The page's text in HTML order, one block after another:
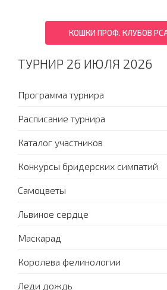
КОШКИ ПРОФ. КЛУБОВ PCA
ТУРНИР 26 ИЮЛЯ 2026
Программа турнира
Расписание турнира
Каталог участников
Конкурсы бридерских симпатий
Самоцветы
Львиное сердце
Маскарад
Королева фелинологии
Леди дождь